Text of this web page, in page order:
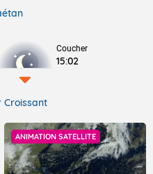
Coucher
15:02
Croissant
ANIMATION SATELLITE